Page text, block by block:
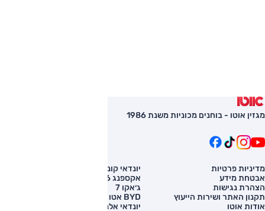
מגזין אוטו - בוחנים מכוניות משנת 1986
מדיניות פרטיות
אבטחת מידע
הצהרת נגישות
תקנון האתר ושירות הייעוץ
אודות אוטו
יונדאי קונה
אקספנג G6
ג׳אקו 7
BYD אטו 3
יונדאי אלנטרה